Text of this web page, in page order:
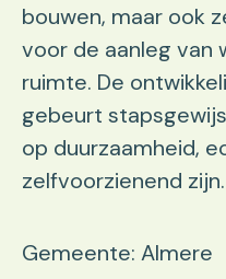
bouwen, maar ook
voor de aanleg van
ruimte. De
gebeurt
op duurzaamheid,
zelfvoorzienend zijn.
Gemeente: Almere